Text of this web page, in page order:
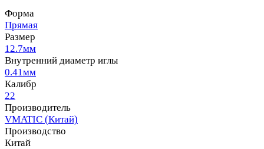
Форма
Прямая
Размер
12.7мм
Внутренний диаметр иглы
0.41мм
Калибр
22
Производитель
VMATIC (Китай)
Производство
Китай